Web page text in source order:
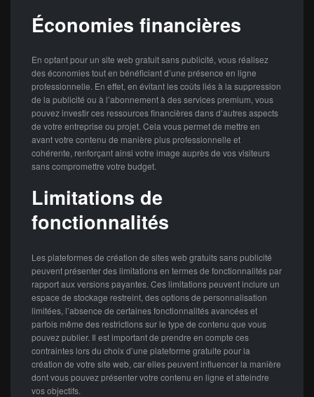
Économies financières
En optant pour un site web gratuit sans publicité, vous réalisez
des économies tout en bénéficiant d’une présence en ligne
professionnelle. En effet, en évitant les coûts liés à la suppression
de la publicité ou à l’abonnement à des services premium, vous
pouvez investir ces ressources financières dans d’autres aspects
de votre entreprise ou projet. Cela vous permet de mettre en
avant votre contenu de manière plus professionnelle et
cohérente, renforçant ainsi votre image auprès de vos visiteurs
sans compromettre votre budget.
Limitations de
fonctionnalités
Les plateformes de création de sites web gratuits sans publicité
peuvent présenter des limitations en termes de fonctionnalités par
rapport aux versions payantes. Ces limitations peuvent inclure un
espace de stockage restreint, des options de personnalisation
limitées, l’absence de certaines fonctionnalités avancées et
parfois même des restrictions sur le type de contenu que vous
pouvez publier. Il est important de prendre en compte ces
contraintes lors du choix d’une plateforme gratuite pour la
création de votre site web, car elles peuvent influencer la manière
dont vous pouvez présenter votre contenu en ligne et atteindre
vos objectifs.